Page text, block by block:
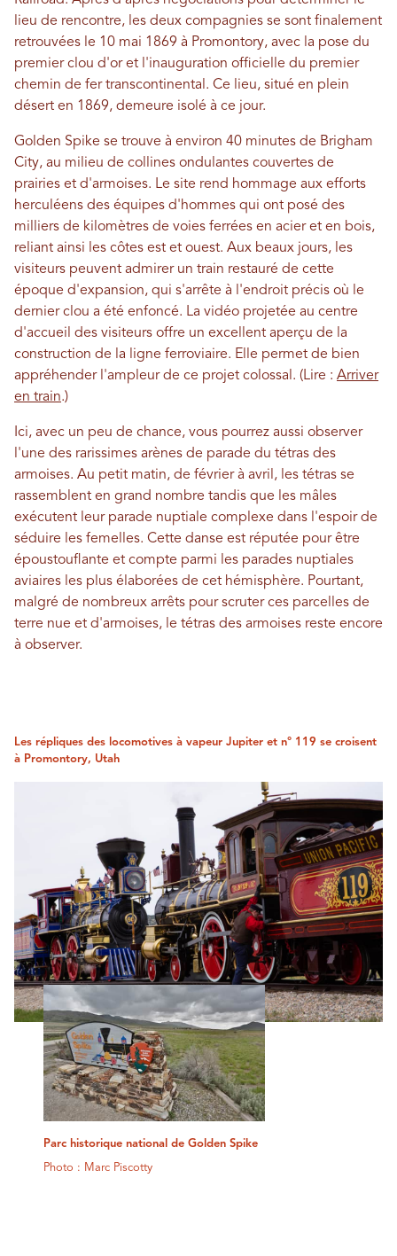
lieu de rencontre, les deux compagnies se sont finalement
retrouvées le 10 mai 1869 à Promontory, avec la pose du
premier clou d'or et l'inauguration officielle du premier
chemin de fer transcontinental. Ce lieu, situé en plein
désert en 1869, demeure isolé à ce jour.
Golden Spike se trouve à environ 40 minutes de Brigham
City, au milieu de collines ondulantes couvertes de
prairies et d'armoises. Le site rend hommage aux efforts
herculéens des équipes d'hommes qui ont posé des
milliers de kilomètres de voies ferrées en acier et en bois,
reliant ainsi les côtes est et ouest. Aux beaux jours, les
visiteurs peuvent admirer un train restauré de cette
époque d'expansion, qui s'arrête à l'endroit précis où le
dernier clou a été enfoncé. La vidéo projetée au centre
d'accueil des visiteurs offre un excellent aperçu de la
construction de la ligne ferroviaire. Elle permet de bien
appréhender l'ampleur de ce projet colossal. (Lire : Arriver
en train.)
Ici, avec un peu de chance, vous pourrez aussi observer
l'une des rarissimes arènes de parade du tétras des
armoises. Au petit matin, de février à avril, les tétras se
rassemblent en grand nombre tandis que les mâles
exécutent leur parade nuptiale complexe dans l'espoir de
séduire les femelles. Cette danse est réputée pour être
époustouflante et compte parmi les parades nuptiales
aviaires les plus élaborées de cet hémisphère. Pourtant,
malgré de nombreux arrêts pour scruter ces parcelles de
terre nue et d'armoises, le tétras des armoises reste encore
à observer.
Parc historique national de Golden Spike
Photo : Marc Piscotty
Les répliques des locomotives à vapeur Jupiter et n° 119 se croisent
à Promontory, Utah